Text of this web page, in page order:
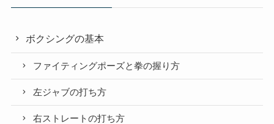
ボクシングの基本
ファイティングポーズと拳の握り方
左ジャブの打ち方
右ストレートの打ち方